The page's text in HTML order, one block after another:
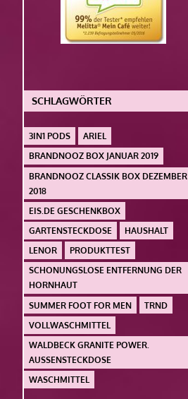
SCHLAGWÖRTER
3IN1 PODS
ARIEL
BRANDNOOZ BOX JANUAR 2019
BRANDNOOZ CLASSIK BOX DEZEMBER
2018
EIS.DE GESCHENKBOX
GARTENSTECKDOSE
HAUSHALT
LENOR
PRODUKTTEST
SCHONUNGSLOSE ENTFERNUNG DER
HORNHAUT
SUMMER FOOT FOR MEN
TRND
VOLLWASCHMITTEL
WALDBECK GRANITE POWER.
AUSSENSTECKDOSE
WASCHMITTEL